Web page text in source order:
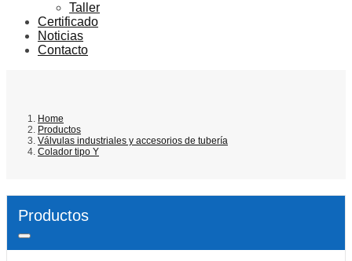
Taller
Certificado
Noticias
Contacto
Home
Productos
Válvulas industriales y accesorios de tubería
Colador tipo Y
Productos